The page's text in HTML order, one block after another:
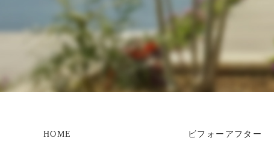
HOME ビフォーアフター